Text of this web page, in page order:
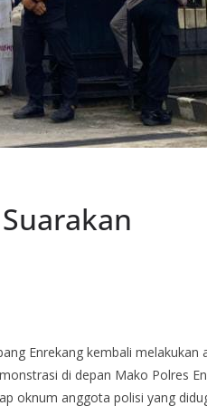
Enrekang kembali melakukan
di depan Mako Polres
oknum anggota polisi yang